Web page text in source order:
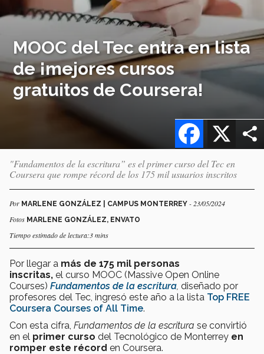
MOOC del Tec entra en lista
de ¡mejores cursos
gratuitos de Coursera!
X
Facebook
"Fundamentos de la escritura” es el primer curso del Tec en
Coursera que rompe récord de los 175 mil usuarios inscritos
Por MARLENE GONZÁLEZ | CAMPUS MONTERREY - 23/05/2024
Fotos MARLENE GONZÁLEZ, ENVATO
Tiempo estimado de lectura:3 mins
Por llegar a más de 175 mil personas
inscritas, el curso MOOC (Massive Open Online
Courses) Fundamentos de la escritura diseñado por
profesores del Tec, ingresó este año a la lista Top FREE
Coursera Courses of All Time.
Con esta cifra, Fundamentos de la escritura se convirtió
en el primer curso del Tecnológico de Monterrey en
romper este récord en Coursera.